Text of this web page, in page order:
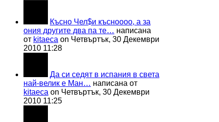
Късно Чел$и късноооо, а за
ония другите два па те… написана
от kitaeca on Четвъртък, 30 Декември
2010 11:28
Да си седят в испания в света
най-велик е Ман… написана от
kitaeca on Четвъртък, 30 Декември
2010 11:25